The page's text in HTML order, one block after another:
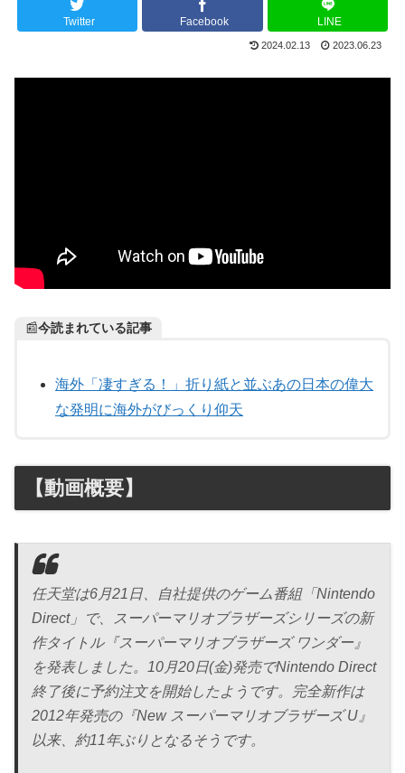
Twitter Facebook LINE
2024.02.13 2023.06.23
📰今読まれている記事
海外「凄すぎる！」折り紙と並ぶあの日本の偉大
な発明に海外がびっくり仰天
【動画概要】
任天堂は6月21日、自社提供のゲーム番組「Nintendo
Direct」で、スーパーマリオブラザーズシリーズの新
作タイトル『スーパーマリオブラザーズ ワンダー』
を発表しました。 10月20日(金)発売でNintendo Direct
終了後に予約注文を開始したようです。完全新作は
2012年発売の『New スーパーマリオブラザーズ U』
以来、約11年ぶりとなるそうです。